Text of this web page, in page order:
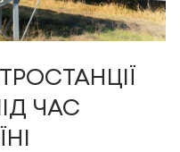
ЧАС